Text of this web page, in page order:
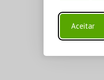
Aceitar